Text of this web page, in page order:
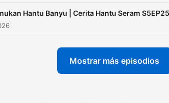
Hantu Banyu | Cerita Hantu Seram S5EP25
Mostrar más episodios